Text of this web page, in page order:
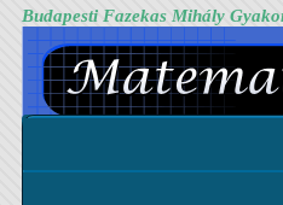
Budapesti Fazekas Mihály